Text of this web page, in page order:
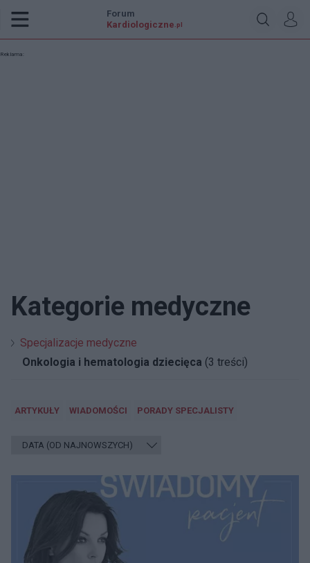
Forum
Kardiologiczne .pl
Reklama:
Kategorie medyczne
Specjalizacje medyczne
Onkologia i hematologia dziecięca (3 treści)
ARTYKUŁY WIADOMOŚCI PORADY SPECJALISTY